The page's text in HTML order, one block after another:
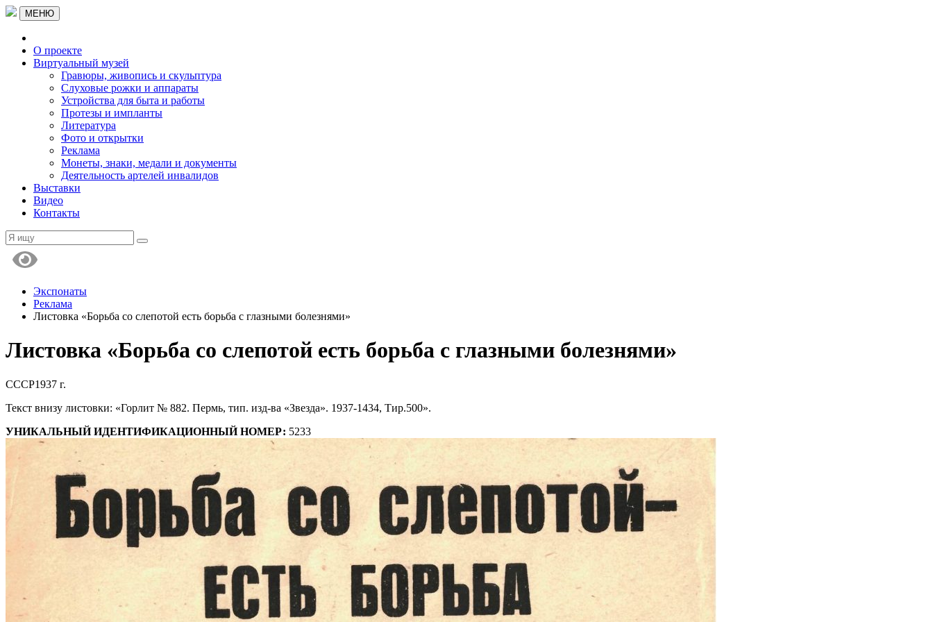
МЕНЮ
О проекте
Виртуальный музей
Гравюры, живопись и скульптура
Слуховые рожки и аппараты
Устройства для быта и работы
Протезы и импланты
Литература
Фото и открытки
Реклама
Монеты, знаки, медали и документы
Деятельность артелей инвалидов
Выставки
Видео
Контакты
Экспонаты
Реклама
Листовка «Борьба со слепотой есть борьба с глазными болезнями»
Листовка «Борьба со слепотой есть борьба с глазными болезнями»
СССР1937 г.
Текст внизу листовки: «Горлит № 882. Пермь, тип. изд-ва «Звезда». 1937-1434, Тир.500».
УНИКАЛЬНЫЙ ИДЕНТИФИКАЦИОННЫЙ НОМЕР: 5233